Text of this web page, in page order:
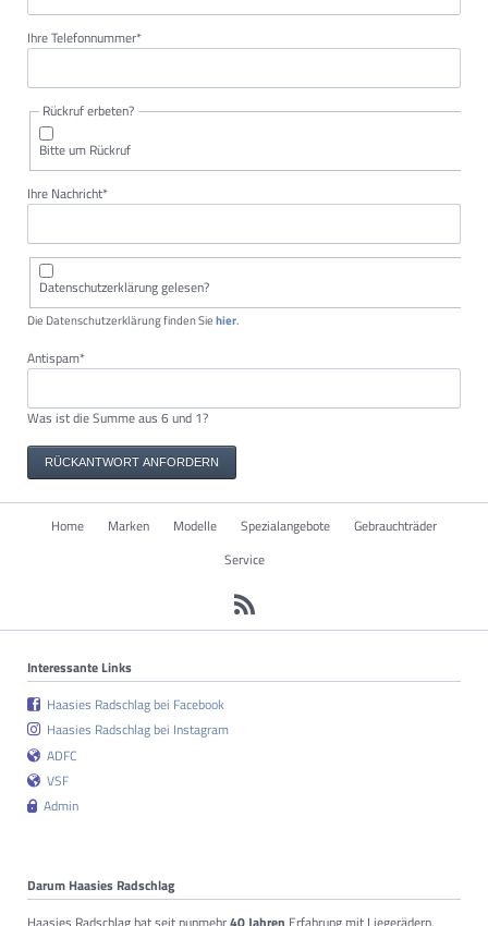
Pflichtfeld
Ihre Telefonnummer*
Rückruf erbeten?
Bitte um Rückruf
Pflichtfeld
Ihre Nachricht*
Datenschutzerklärung gelesen?
Die Datenschutzerklärung finden Siehier.
Pflichtfeld
Antispam*
Was ist die Summe aus 6 und 1?
RÜCKANTWORT ANFORDERN
Navigation
Home Marken Modelle Spezialangebote
Gebrauchträder
Service
Interessante Links
Haasies Radschlag bei Facebook
Haasies Radschlag bei Instagram
ADFC
VSF
Admin
Darum Haasies Radschlag